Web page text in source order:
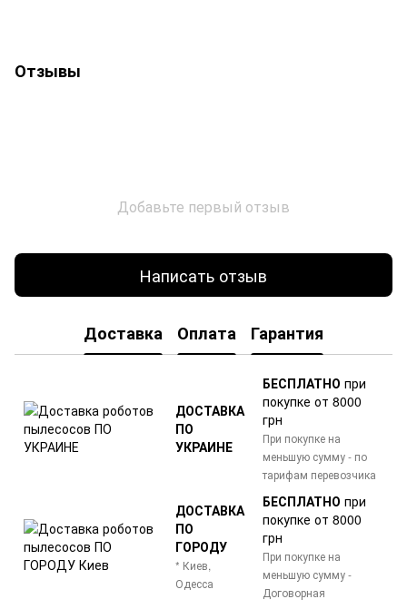
Отзывы
Добавьте первый отзыв
Написать отзыв
Доставка Оплата Гарантия
ДОСТАВКА
ПО
УКРАИНЕ
БЕСПЛАТНО при
покупке от 8000
грн
При покупке на
меньшую сумму - по
тарифам перевозчика
ДОСТАВКА
ПО
ГОРОДУ
* Киев,
Одесса
БЕСПЛАТНО при
покупке от 8000
грн
При покупке на
меньшую сумму -
Договорная